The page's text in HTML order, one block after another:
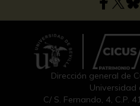
Dirección general de
Universidad
C/ S. Fernando, 4, C.P.